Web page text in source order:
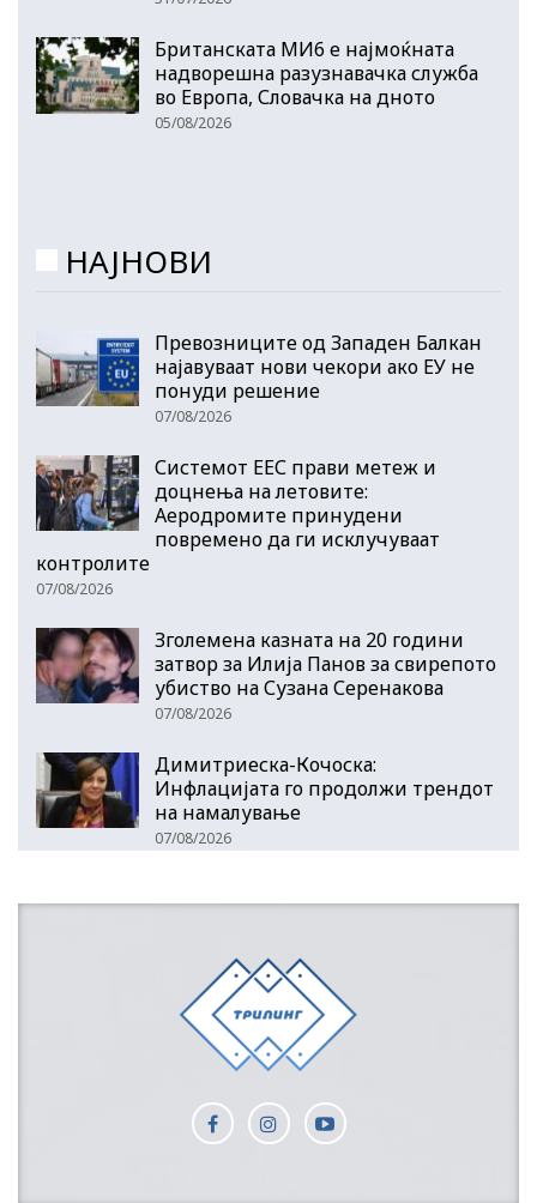
Британската МИ6 е најмоќната
надворешна разузнавачка служба
во Европа, Словачка на дното
05/08/2026
НАЈНОВИ
Превозниците од Западен Балкан
најавуваат нови чекори ако ЕУ не
понуди решение
07/08/2026
Системот ЕЕС прави метеж и
доцнења на летовите:
Аеродромите принудени
повремено да ги исклучуваат
контролите
07/08/2026
Зголемена казната на 20 години
затвор за Илија Панов за свирепото
убиство на Сузана Серенакова
07/08/2026
Димитриеска-Кочоска:
Инфлацијата го продолжи трендот
на намалување
07/08/2026